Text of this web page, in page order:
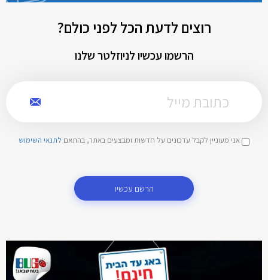
רוצים לדעת הכל לפני כולם?
הרשמו עכשיו לניוזלטר שלנו
אני מעוניין לקבל עדכונים על חדשות ומבצעים באתר, בהתאם לתנאי השימוש
הרשם עכשיו